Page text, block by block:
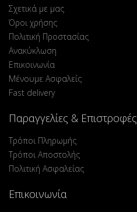
Σχετικά με μας
Όροι χρήσης
Πολιτική Προστασίας
Ανακύκλωση
Επικοινωνία
Μένουμε Ασφαλείς
Fast delivery
Παραγγελίες & Επιστροφές
Τρόποι Πληρωμής
Τρόποι Αποστολής
Πολιτική Ασφαλείας
Επικοινωνία